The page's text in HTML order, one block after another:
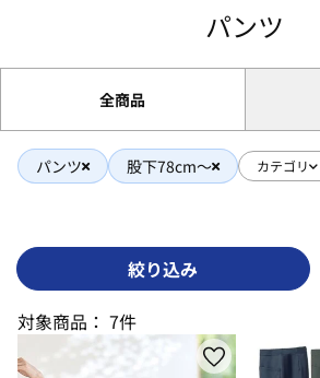
パンツ
全商品
パンツ 股下78cm～ カテゴリ
絞り込み
対象商品： 7件